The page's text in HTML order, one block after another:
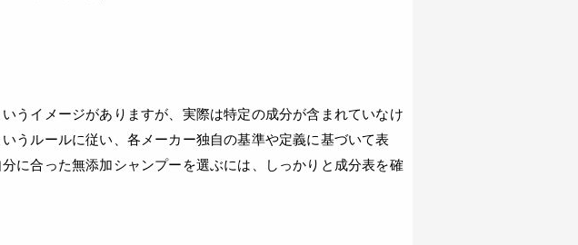
いうイメージがありますが、実際は特定の成分が含まれていなけ
うルールに従い、各メーカー独自の基準や定義に基づいて表
に合った無添加シャンプーを選ぶには、しっかりと成分表を確